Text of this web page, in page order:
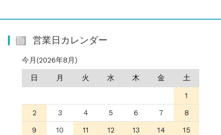
営業日カレンダー
今月(2026年8月)
日
月 火 水 木 金
土
1
2
3 4 5 6 7
8
9
10 11 12 13 14
15